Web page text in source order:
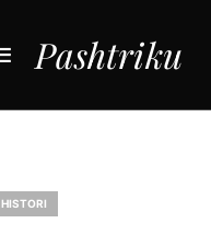
Pashtriku
HISTORI